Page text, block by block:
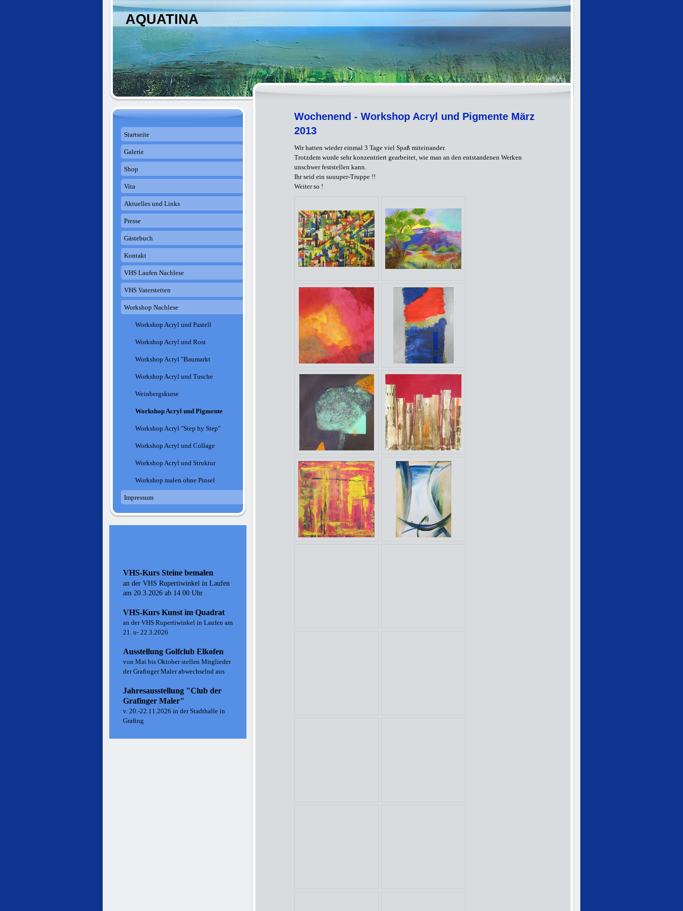
AQUATINA
Wochenend - Workshop Acryl und Pigmente März
2013
Wir hatten wieder einmal 3 Tage viel Spaß miteinander.
Trotzdem wurde sehr konzentriert gearbeitet, wie man an den entstandenen Werken
unschwer feststellen kann.
Ihr seid ein suuuper-Truppe !!
Weiter so !
Startseite
Galerie
Shop
Vita
Aktuelles und Links
Presse
Gästebuch
Kontakt
VHS Laufen Nachlese
VHS Vaterstetten
Workshop Nachlese
Workshop Acryl und Pastell
Workshop Acryl und Rost
Workshop Acryl "Baumarkt
Workshop Acryl und Tusche
Weinbergskurse
Workshop Acryl und Pigmente
Workshop Acryl "Step by Step"
Workshop Acryl und Collage
Workshop Acryl und Struktur
Workshop malen ohne Pinsel
Impressum
VHS-Kurs Steine bemalen
an der VHS Rupertiwinkel in Laufen
am 20.3.2026 ab 14.00 Uhr
VHS-Kurs Kunst im Quadrat
an der VHS Rupertiwinkel in Laufen am
21. u- 22.3.2026
Ausstellung Golfclub Elkofen
von Mai bis Oktober stellen Mitglieder
der Grafinger Maler abwechselnd aus
Jahresausstellung "Club der
Grafinger Maler"
v. 20.-22.11.2026 in der Stadthalle in
Grafing